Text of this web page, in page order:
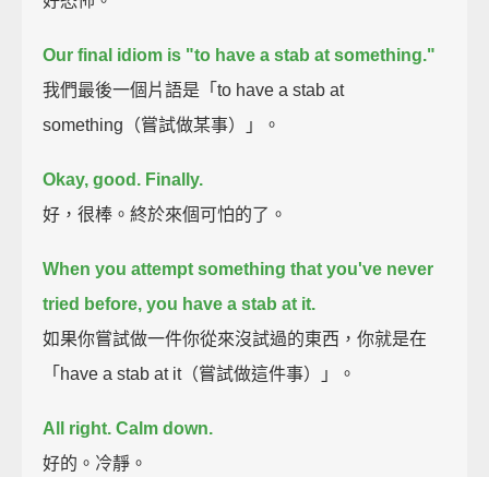
Our final idiom is "to have a stab at something."
我們最後一個片語是「to have a stab at
something（嘗試做某事）」。
Okay, good. Finally.
好，很棒。終於來個可怕的了。
When you attempt something that you've never
tried before, you have a stab at it.
如果你嘗試做一件你從來沒試過的東西，你就是在
「have a stab at it（嘗試做這件事）」。
All right. Calm down.
好的。冷靜。